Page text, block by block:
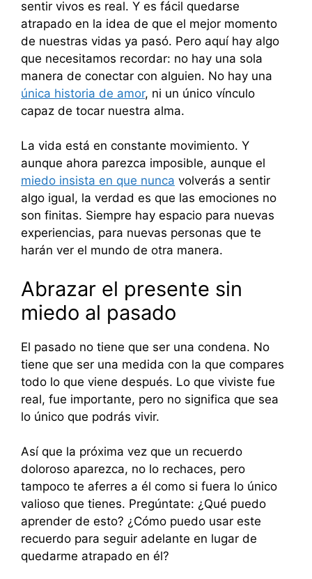
sentir vivos es real. Y es fácil quedarse
atrapado en la idea de que el mejor momento
de nuestras vidas ya pasó. Pero aquí hay algo
que necesitamos recordar: no hay una sola
manera de conectar con alguien. No hay una
única historia de amor, ni un único vínculo
capaz de tocar nuestra alma.
La vida está en constante movimiento. Y
aunque ahora parezca imposible, aunque el
miedo insista en que nunca volverás a sentir
algo igual, la verdad es que las emociones no
son finitas. Siempre hay espacio para nuevas
experiencias, para nuevas personas que te
harán ver el mundo de otra manera.
Abrazar el presente sin
miedo al pasado
El pasado no tiene que ser una condena. No
tiene que ser una medida con la que compares
todo lo que viene después. Lo que viviste fue
real, fue importante, pero no significa que sea
lo único que podrás vivir.
Así que la próxima vez que un recuerdo
doloroso aparezca, no lo rechaces, pero
tampoco te aferres a él como si fuera lo único
valioso que tienes. Pregúntate: ¿Qué puedo
aprender de esto? ¿Cómo puedo usar este
recuerdo para seguir adelante en lugar de
quedarme atrapado en él?